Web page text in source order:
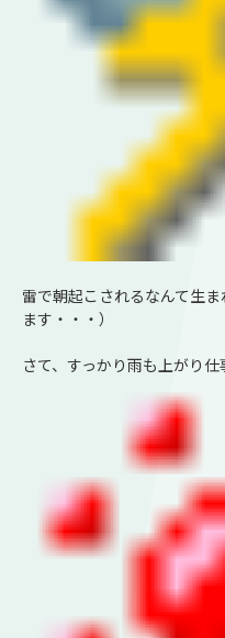
雷で朝起こされるなんて生
ます・・・）
さて、すっかり雨も上がり仕